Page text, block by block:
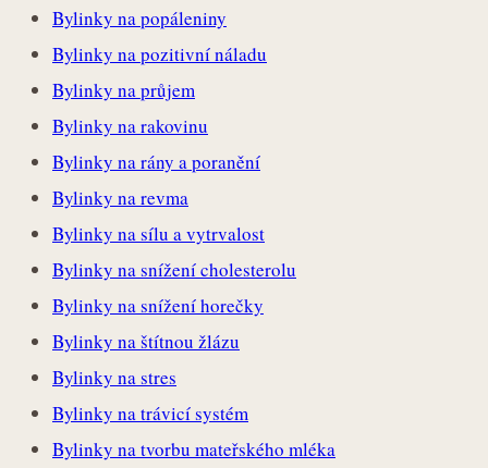
Bylinky na popáleniny
Bylinky na pozitivní náladu
Bylinky na průjem
Bylinky na rakovinu
Bylinky na rány a poranění
Bylinky na revma
Bylinky na sílu a vytrvalost
Bylinky na snížení cholesterolu
Bylinky na snížení horečky
Bylinky na štítnou žlázu
Bylinky na stres
Bylinky na trávicí systém
Bylinky na tvorbu mateřského mléka